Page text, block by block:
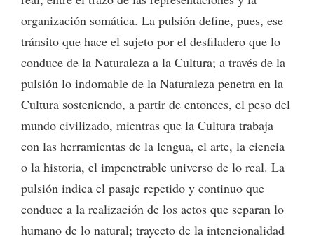
organización somática. La pulsión define, pues, ese
tránsito que hace el sujeto por el desfiladero que lo
conduce de la Naturaleza a la Cultura; a través de la
pulsión lo indomable de la Naturaleza penetra en la
Cultura sosteniendo, a partir de entonces, el peso del
mundo civilizado, mientras que la Cultura trabaja
con las herramientas de la lengua, el arte, la ciencia
o la historia, el impenetrable universo de lo real. La
pulsión indica el pasaje repetido y continuo que
conduce a la realización de los actos que separan lo
humano de lo natural; trayecto de la intencionalidad